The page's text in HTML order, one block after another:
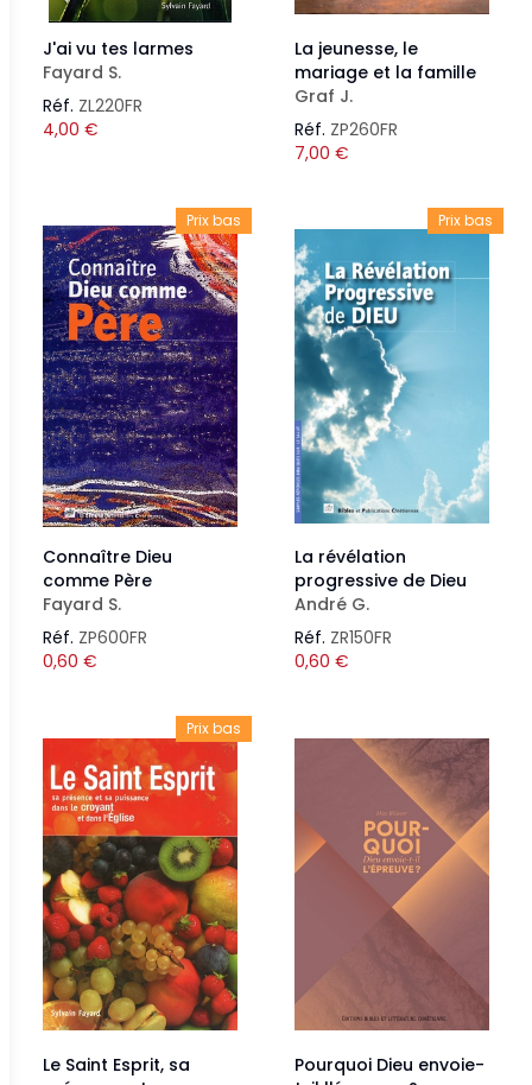
J'ai vu tes larmes
Fayard S.
Réf. ZL220FR
4,00 €
La jeunesse, le
mariage et la famille
Graf J.
Réf. ZP260FR
7,00 €
Prix bas
Connaître Dieu
comme Père
Fayard S.
Réf. ZP600FR
0,60 €
Prix bas
La révélation
progressive de Dieu
André G.
Réf. ZR150FR
0,60 €
Prix bas
Le Saint Esprit, sa
Pourquoi Dieu envoie-